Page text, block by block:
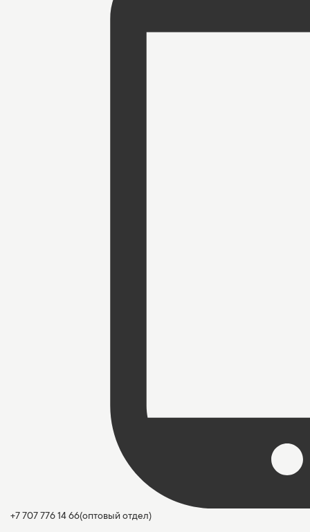
+7 707 776 14 66(оптовый отдел)